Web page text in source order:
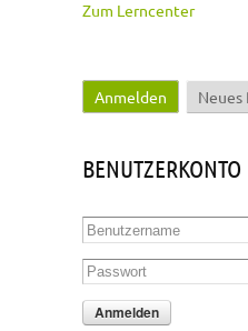
Zum Lerncenter
Haupt-Reiter
Anmelden (aktiver
Neues
BENUTZERKONTO
Benutzername
Passwort